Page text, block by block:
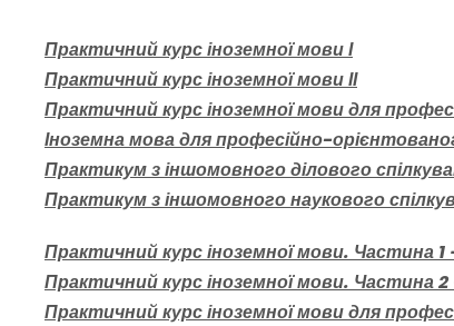
Практичний курс іноземної мови І
Практичний курс іноземної мови ІІ
Практичний курс іноземної мови для
Іноземна мова для професійно-
Практикум з іншомовного ділового
Практикум з іншомовного наукового
Практичний курс іноземної мови. Частина
Практичний курс іноземної мови. Частина
Практичний курс іноземної мови для